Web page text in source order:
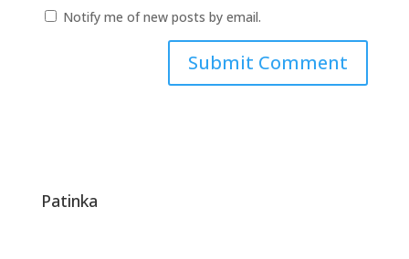
Notify me of new posts by email.
Patinka